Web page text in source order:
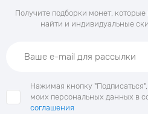
Получите подборки монет,
найти и индивидуальные
Нажимая кнопку
моих персональных данных в
соглашения